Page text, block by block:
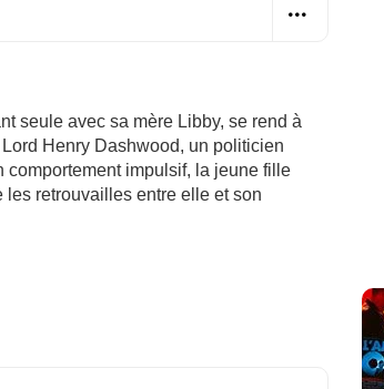
seule avec sa mère Libby, se rend à
Henry Dashwood, un politicien
comportement impulsif, la jeune fille
retrouvailles entre elle et son